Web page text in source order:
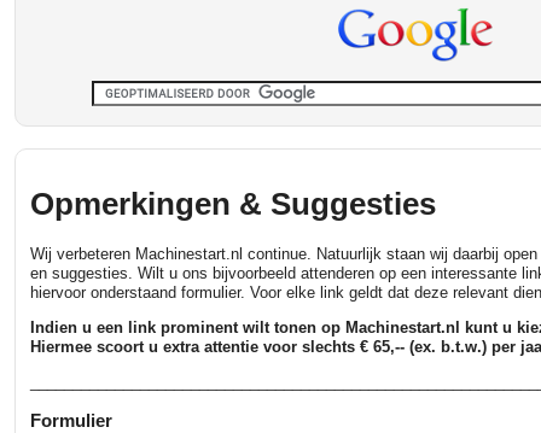
Opmerkingen & Suggesties
Wij verbeteren Machinestart.nl continue. Natuurlijk staan wij daarbij
en suggesties. Wilt u ons bijvoorbeeld attenderen op een interessante
hiervoor onderstaand formulier. Voor elke link geldt dat deze relevant
Indien u een link prominent wilt tonen op Machinestart.nl kunt u
Hiermee scoort u extra attentie voor slechts € 65,-- (ex. b.t.w.) per
Formulier